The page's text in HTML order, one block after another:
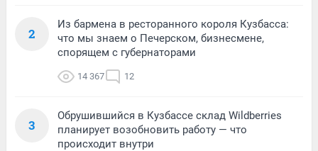
2
Из бармена в ресторанного короля Кузбасса:
что мы знаем о Печерском, бизнесмене,
спорящем с губернаторами
14 367 12
3
Обрушившийся в Кузбассе склад Wildberries
планирует возобновить работу — что
происходит внутри